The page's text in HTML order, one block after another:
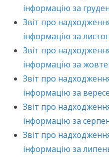
інформацію за
Звіт про
інформацію за
Звіт про
інформацію за
Звіт про
інформацію за
Звіт про
інформацію за
Звіт про
інформацію за